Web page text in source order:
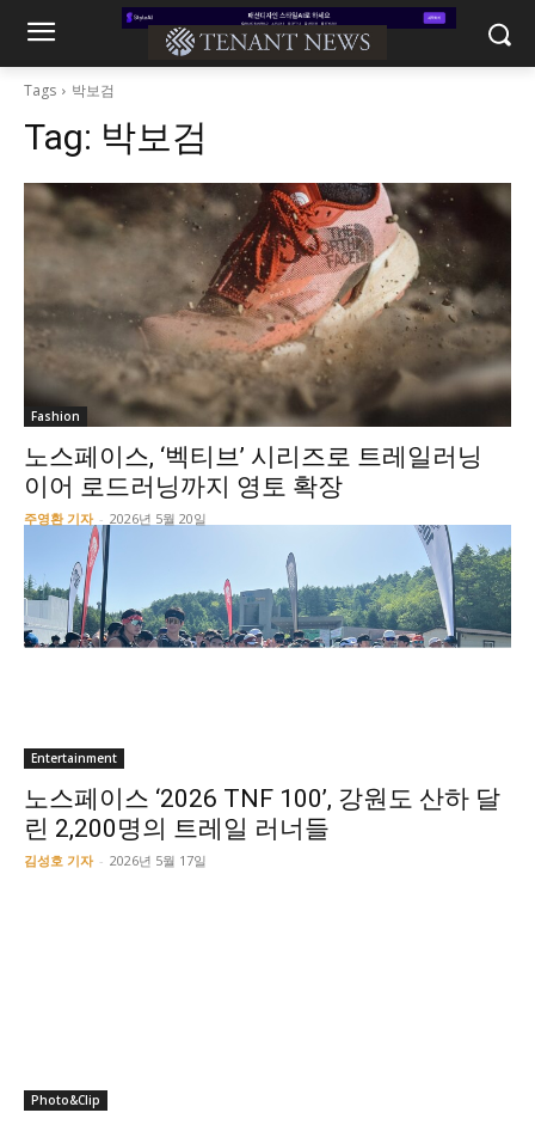
Tags 박보검
Tag: 박보검
Fashion
노스페이스, ‘벡티브’ 시리즈로 트레일러닝
이어 로드러닝까지 영토 확장
주영환 기자 - 2026년 5월 20일
Entertainment
노스페이스 ‘2026 TNF 100’, 강원도 산하 달
린 2,200명의 트레일 러너들
김성호 기자 - 2026년 5월 17일
Photo&Clip